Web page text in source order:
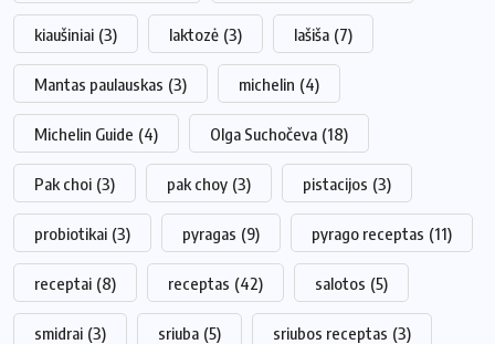
kiaušiniai (3) laktozė (3) lašiša (7)
Mantas paulauskas (3) michelin (4)
Michelin Guide (4) Olga Suchočeva (18)
Pak choi (3) pak choy (3) pistacijos (3)
probiotikai (3) pyragas (9) pyrago receptas (11)
receptai (8) receptas (42) salotos (5)
smidrai (3) sriuba (5) sriubos receptas (3)